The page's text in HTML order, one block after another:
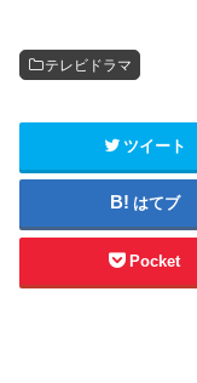
テレビドラマ
ツイート
はてブ
Pocket